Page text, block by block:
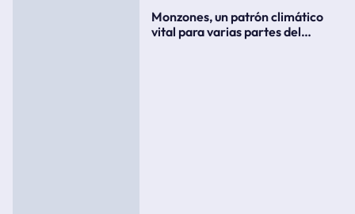
Monzones, un patrón climático
vital para varias partes del